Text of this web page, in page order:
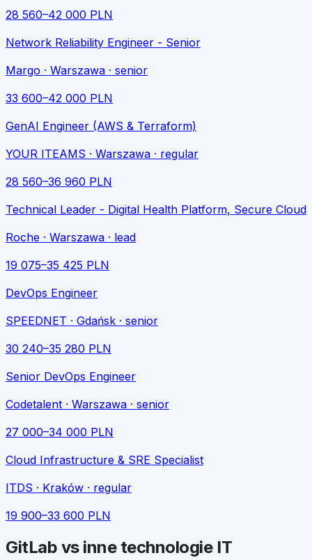
28 560–42 000 PLN
Network Reliability Engineer - Senior
Margo · Warszawa · senior
33 600–42 000 PLN
GenAI Engineer (AWS & Terraform)
YOUR ITEAMS · Warszawa · regular
28 560–36 960 PLN
Technical Leader - Digital Health Platform, Secure Cloud
Roche · Warszawa · lead
19 075–35 425 PLN
DevOps Engineer
SPEEDNET · Gdańsk · senior
30 240–35 280 PLN
Senior DevOps Engineer
Codetalent · Warszawa · senior
27 000–34 000 PLN
Cloud Infrastructure & SRE Specialist
ITDS · Kraków · regular
19 900–33 600 PLN
GitLab vs inne technologie IT